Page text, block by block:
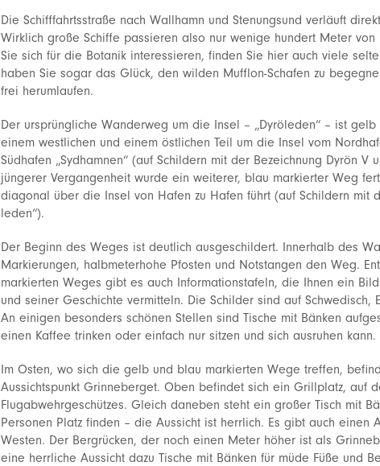
Die Schifffahrtsstraße nach Wallhamn und Stenungsund verläuft
Wirklich große Schiffe passieren also nur wenige hundert Meter
Sie sich für die Botanik interessieren, finden Sie hier auch viele
haben Sie sogar das Glück, den wilden Mufflon-Schafen zu
frei herumlaufen.
Der ursprüngliche Wanderweg um die Insel – „Dyröleden“ – ist
einem westlichen und einem östlichen Teil um die Insel vom
Südhafen „Sydhamnen“ (auf Schildern mit der Bezeichnung Dyrön V
jüngerer Vergangenheit wurde ein weiterer, blau markierter Weg
diagonal über die Insel von Hafen zu Hafen führt (auf Schildern mit
leden“).
Der Beginn des Weges ist deutlich ausgeschildert. Innerhalb des
Markierungen, halbmeterhohe Pfosten und Notstangen den Weg.
markierten Weges gibt es auch Informationstafeln, die Ihnen ein
und seiner Geschichte vermitteln. Die Schilder sind auf Schwedisch,
An einigen besonders schönen Stellen sind Tische mit Bänken
einen Kaffee trinken oder einfach nur sitzen und sich ausruhen kann.
Im Osten, wo sich die gelb und blau markierten Wege treffen,
Aussichtspunkt Grinneberget. Oben befindet sich ein Grillplatz, auf
Flugabwehrgeschützes. Gleich daneben steht ein großer Tisch mit
Personen Platz finden – die Aussicht ist herrlich. Es gibt auch einen
Westen. Der Bergrücken, der noch einen Meter höher ist als
eine herrliche Aussicht dazu Tische mit Bänken für müde Füße und